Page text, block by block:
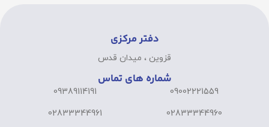
دفتر مرکزی
قزوین ، میدان قدس
شماره های تماس
09002221559
02833344960
09389114191
02833344961